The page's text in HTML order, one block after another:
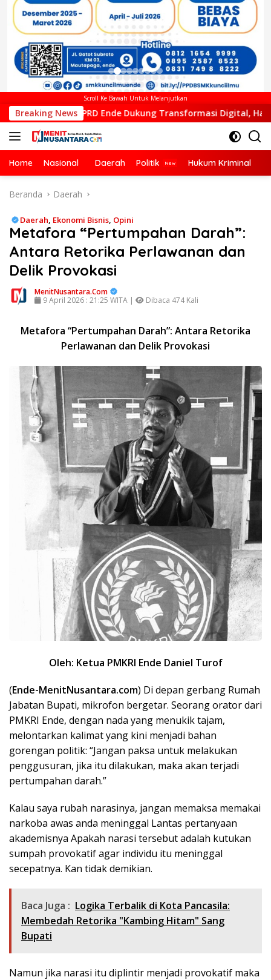
Scroll Ke Bawah Untuk Melanjutkan
Breaking News
Dukung Transformasi Digital, Hadiri Peluncuran ELiA dan
Home Nasional Daerah Politik Hukum Kriminal
Beranda Daerah
Daerah, Ekonomi Bisnis, Opini
Metafora “Pertumpahan Darah”:
Antara Retorika Perlawanan dan
Delik Provokasi
MenitNusantara.Com
9 April 2026 : 21:25 WITA |
Dibaca 474 Kali
Metafora “Pertumpahan Darah”: Antara Retorika
Perlawanan dan Delik Provokasi
Oleh: Ketua PMKRI Ende Daniel Turof
(Ende-MenitNusantara.com) Di depan gerbang Rumah
Jabatan Bupati, mikrofon bergetar. Seorang orator dari
PMKRI Ende, dengan nada yang menukik tajam,
melontarkan kalimat yang kini menjadi bahan
gorengan politik: “Jangan paksa untuk melakukan
penggusuran, jika itu dilakukan, maka akan terjadi
pertumpahan darah.”
Kalau saya rubah narasinya, jangan memaksa memakai
narkoba awas anda meninggal Lantas pertanyaan
akademisnya Apakah narasi tersebut adalah kutukan
sumpah provokatif agar individu itu meninggal
secepatnya. Kan tidak demikian.
Baca Juga : Logika Terbalik di Kota Pancasila:
Membedah Retorika "Kambing Hitam" Sang
Bupati
Namun jika narasi itu diplintir menjadi provokatif maka